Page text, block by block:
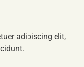
adipiscing elit,